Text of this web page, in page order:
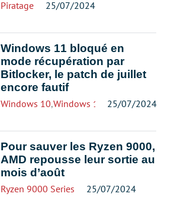
Piratage 25/07/2024
Windows 11 bloqué en
mode récupération par
Bitlocker, le patch de juillet
encore fautif
Windows 10,Windows 11 25/07/2024
Pour sauver les Ryzen 9000,
AMD repousse leur sortie au
mois d’août
Ryzen 9000 Series 25/07/2024